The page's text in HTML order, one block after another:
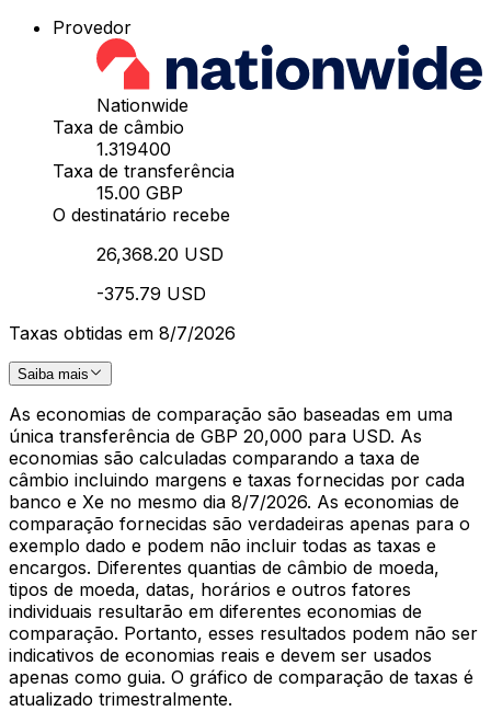
Provedor
Nationwide
Taxa de câmbio
1.319400
Taxa de transferência
15.00 GBP
O destinatário recebe
26,368.20 USD
-375.79 USD
Taxas obtidas em 8/7/2026
Saiba mais
As economias de comparação são baseadas em uma
única transferência de GBP 20,000 para USD. As
economias são calculadas comparando a taxa de
câmbio incluindo margens e taxas fornecidas por cada
banco e Xe no mesmo dia 8/7/2026. As economias de
comparação fornecidas são verdadeiras apenas para o
exemplo dado e podem não incluir todas as taxas e
encargos. Diferentes quantias de câmbio de moeda,
tipos de moeda, datas, horários e outros fatores
individuais resultarão em diferentes economias de
comparação. Portanto, esses resultados podem não ser
indicativos de economias reais e devem ser usados
apenas como guia. O gráfico de comparação de taxas é
atualizado trimestralmente.